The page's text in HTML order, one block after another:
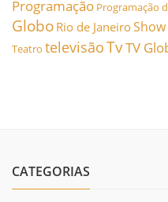
Programação Programação
Globo Rio de JaneiroShow
Teatro televisãoTvTV
CATEGORIAS